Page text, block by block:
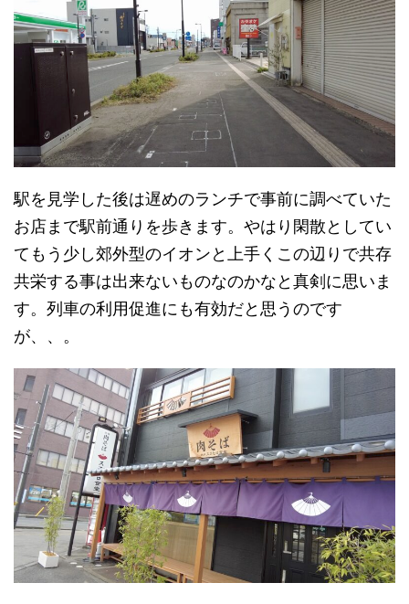
駅を見学した後は遅めのランチで事前に調べていた
お店まで駅前通りを歩きます。やはり閑散としてい
てもう少し郊外型のイオンと上手くこの辺りで共存
共栄する事は出来ないものなのかなと真剣に思いま
す。列車の利用促進にも有効だと思うのです
が、、。